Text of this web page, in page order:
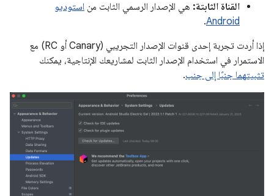
القناة الثابتة: هي الإصدار الرسمي الثابت من استوديو
Android
.
إذا أردت تجربة إحدى قنوات الإصدار التجريبي (Canary أو RC) مع
الاستمرار في استخدام الإصدار الثابت لمشاريعك الإنتاجية، يمكنك
تثبيتهما جنبًا إلى جنب.